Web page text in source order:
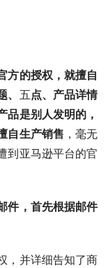
方的授权，就擅自
五点、产品详情
品是别人发明的，
自生产销售 ，毫无
到亚马逊平台的官
件，首先根据邮件
，并详细告知了商